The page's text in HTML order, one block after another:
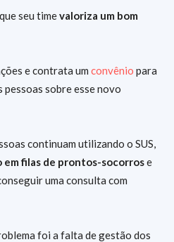
seu timevaloriza um bom
e contrata um convênio para
pessoas sobre esse novo
continuam utilizando o SUS,
filas de prontos-socorrose
uma consulta com
foi a falta de gestão dos